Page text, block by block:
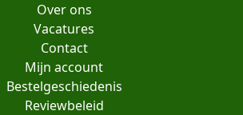
Over ons
Vacatures
Contact
Mijn account
Bestelgeschiedenis
Reviewbeleid